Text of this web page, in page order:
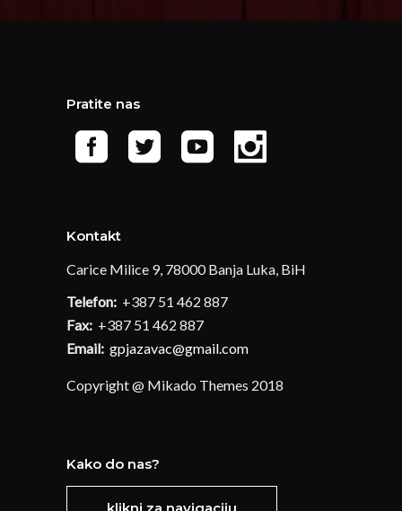
Pratite nas
Kontakt
Carice Milice 9, 78000 Banja Luka, BiH
Telefon: +387 51 462 887
Fax: +387 51 462 887
Email: gpjazavac@gmail.com
Copyright @ Mikado Themes 2018
Kako do nas?